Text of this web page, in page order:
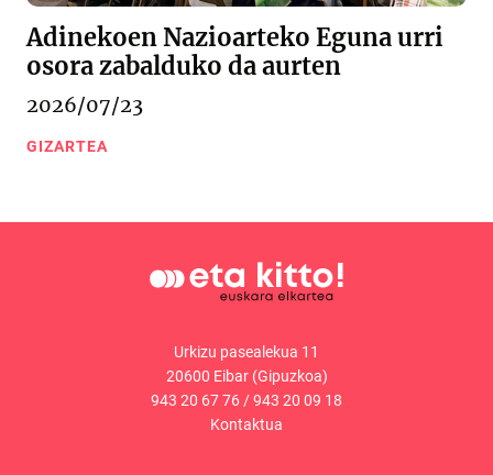
Adinekoen Nazioarteko Eguna urri
osora zabalduko da aurten
2026/07/23
GIZARTEA
Urkizu pasealekua 11
20600 Eibar (Gipuzkoa)
943 20 67 76 /943 20 09 18
Kontaktua